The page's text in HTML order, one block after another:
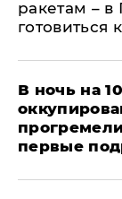
ракетам –
готовиться
В ночь на
первые